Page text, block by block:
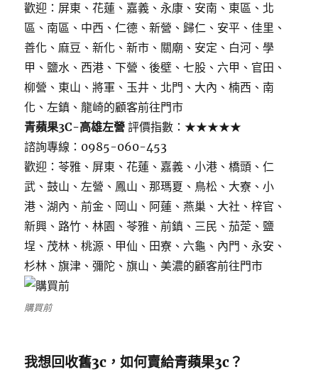
歡迎：屏東、花蓮、嘉義、永康、安南、東區、北
區、南區、中西、仁德、新營、歸仁、安平、佳里、
善化、麻豆、新化、新市、關廟、安定、白河、學
甲、鹽水、西港、下營、後壁、七股、六甲、官田、
柳營、東山、將軍、玉井、北門、大內、楠西、南
化、左鎮、龍崎的顧客前往門市
青蘋果3C-高雄左營評價指數：★★★★★
諮詢專線：0985-060-453
歡迎：苓雅、屏東、花蓮、嘉義、小港、橋頭、仁
武、鼓山、左營、鳳山、那瑪夏、鳥松、大寮、小
港、湖內、前金、岡山、阿蓮、燕巢、大社、梓官、
新興、路竹、林園、苓雅、前鎮、三民、茄萣、鹽
埕、茂林、桃源、甲仙、田寮、六龜、內門、永安、
杉林、旗津、彌陀、旗山、美濃的顧客前往門市
購買前
我想回收舊3c，如何賣給青蘋果3c？